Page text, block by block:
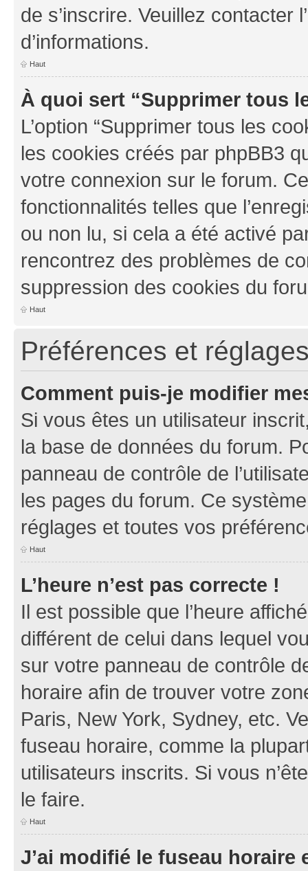
de s’inscrire. Veuillez contacter
d’informations.
Haut
À quoi sert “Supprimer tous
L’option “Supprimer tous les
les cookies créés par phpBB3
votre connexion sur le forum.
fonctionnalités telles que
ou non lu, si cela a été activé
rencontrez des problèmes de
suppression des cookies du
Haut
Préférences et
Comment puis-je modifier
Si vous êtes un utilisateur
la base de données du forum.
panneau de contrôle de
les pages du forum. Ce
réglages et toutes vos
Haut
L’heure n’est pas correcte !
Il est possible que l’heure
différent de celui dans lequel
sur votre panneau de contrôle
horaire afin de trouver votre
Paris, New York, Sydney, etc.
fuseau horaire, comme la
utilisateurs inscrits. Si vous
le faire.
Haut
J’ai modifié le fuseau horaire